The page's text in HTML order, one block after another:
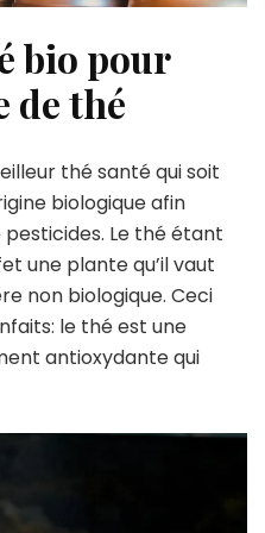
bio pour
de thé
thé santé qui soit
biologique afin
Le thé étant
une plante qu’il vaut
non biologique. Ceci
le thé est une
antioxydante qui